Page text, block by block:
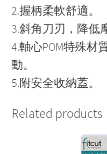
2.握柄柔軟舒適。
3.斜角刀刃，降低
4.軸心POM特殊材
動。
5.附安全收納蓋。
Related products